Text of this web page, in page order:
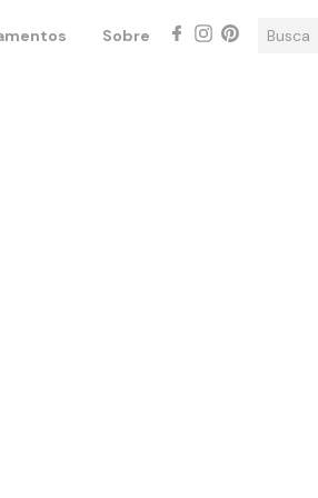
Sobre